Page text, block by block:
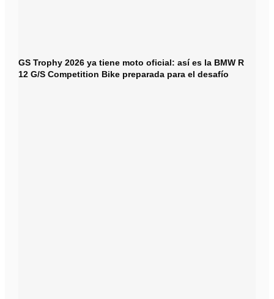
GS Trophy 2026 ya tiene moto oficial: así es la BMW R
12 G/S Competition Bike preparada para el desafío